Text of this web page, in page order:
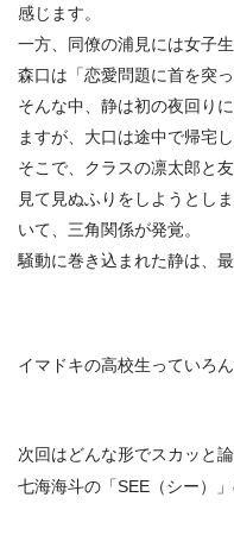
感じます。
一方、同僚の浦見には女子
森口は「恋愛問題に首を突
そんな中、静は初の夜回り
ますが、大口は途中で帰宅
そこで、クラスの凛太郎と
見て見ぬふりをしようとし
いて、三角関係が発覚。
騒動に巻き込まれた静は、
イマドキの高校生っていろ
次回はどんな形でスカッと
七海海斗の「SEE（シー）